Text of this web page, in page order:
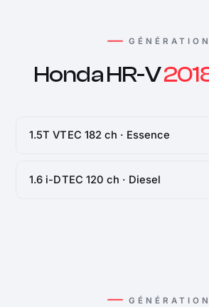
GÉNÉRATION
Honda HR-V
1.5T VTEC 182 ch · Essence
1.6 i-DTEC 120 ch · Diesel
GÉNÉRATION